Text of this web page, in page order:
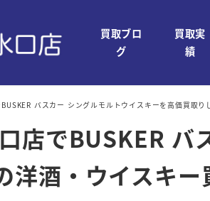
買取ブロ
グ
買取実
績
バスカー シングルモルトウイスキーを高価買取
店でBUSKER バ
酒・ウイスキー